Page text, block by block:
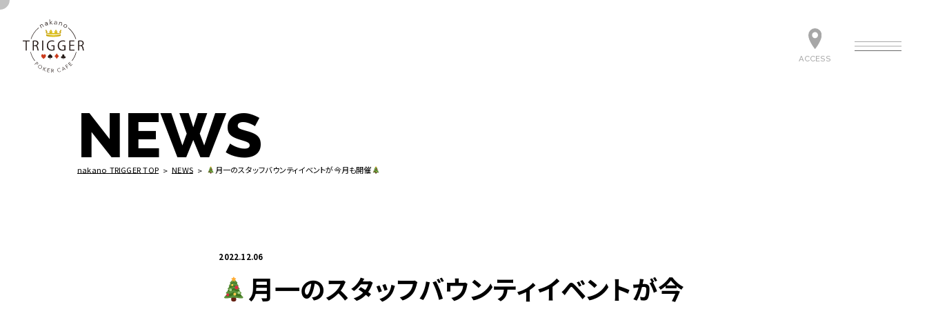
ACCESS
NEWS
nakano TRIGGER TOP NEWS 月一のスタッフバウンティイベントが今月も開催
2022.12.06
月一のスタッフバウンティイベントが今